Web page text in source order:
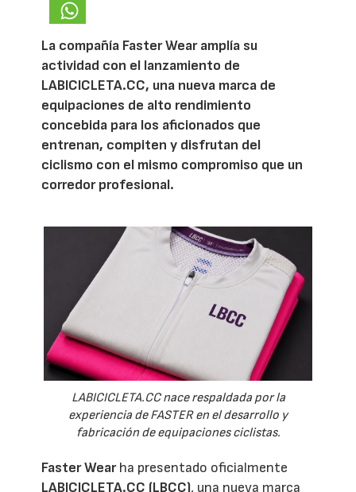
La compañía Faster Wear amplía su
actividad con el lanzamiento de
LABICICLETA.CC, una nueva marca de
equipaciones de alto rendimiento
concebida para los aficionados que
entrenan, compiten y disfrutan del
ciclismo con el mismo compromiso que un
corredor profesional.
LABICICLETA.CC nace respaldada por la
experiencia de FASTER en el desarrollo y
fabricación de equipaciones ciclistas.
Faster Wearha presentado oficialmente
LABICICLETA.CC (LBCC), una nueva marca